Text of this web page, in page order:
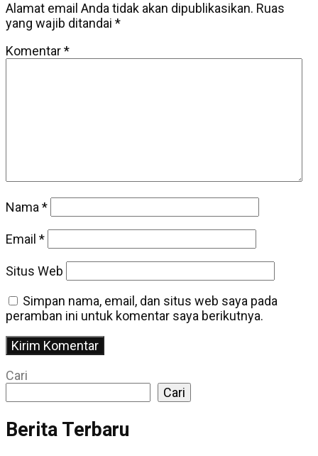
Alamat email Anda tidak akan dipublikasikan. Ruas
yang wajib ditandai *
Komentar*
Nama*
Email *
Situs Web
Simpan nama, email, dan situs web saya pada
peramban ini untuk komentar saya berikutnya.
Cari
Cari
Berita Terbaru